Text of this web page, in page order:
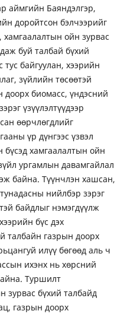
аймгийн Баяндэлгэр,
доройтсон бэлчээрийг
хамгаалалтын ойн зурвас
буй талбай бүхий
тус байгуулан, хээрийн
зүйлийн төсөөтэй
биомасс, үндэсний
үзүүлэлтүүдээр
өөрчлөгдлийг
үр дүнгээс үзвэл
бүсэд хамгаалалтын ойн
ургамлын давамгайлал
байна. Түүнчлэн хашсан,
нийлбэр зэрэг
байдлыг нэмэгдүүлж
бүс дэх
талбайн газрын доорх
илүү бөгөөд аль ч
ихэнх нь хөрсний
Туршилт
зурвас бүхий талбайд
газрын доорх